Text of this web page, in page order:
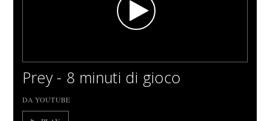
Prey - 8 minuti di gioco
DA YOUTUBE